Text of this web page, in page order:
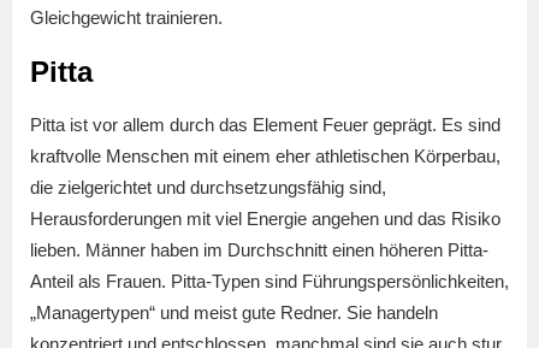
Gleichgewicht trainieren.
Pitta
Pitta ist vor allem durch das Element Feuer geprägt. Es sind
kraftvolle Menschen mit einem eher athletischen Körperbau,
die zielgerichtet und durchsetzungsfähig sind,
Herausforderungen mit viel Energie angehen und das Risiko
lieben. Männer haben im Durchschnitt einen höheren Pitta-
Anteil als Frauen. Pitta-Typen sind Führungspersönlichkeiten,
„Managertypen“ und meist gute Redner. Sie handeln
konzentriert und entschlossen, manchmal sind sie auch stur